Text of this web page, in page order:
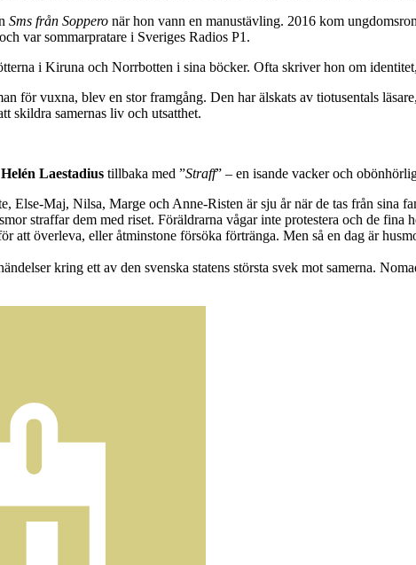
Sms från Soppero när hon vann en manustävling. 2016 kom
var sommarpratare i Sveriges Radios P1.
i Kiruna och Norrbotten i sina böcker. Ofta skriver hon om
för vuxna, blev en stor framgång. Den har älskats av tiotusentals
skildra samernas liv och utsatthet.
Laestadius tillbaka med ”Straff” – en isande vacker och
Else-Maj, Nilsa, Marge och Anne-Risten är sju år när de tas från sina
straffar dem med riset. Föräldrarna vågar inte protestera och de fina
att överleva, eller åtminstone försöka förtränga. Men så en dag är
kring ett av den svenska statens största svek mot samerna.